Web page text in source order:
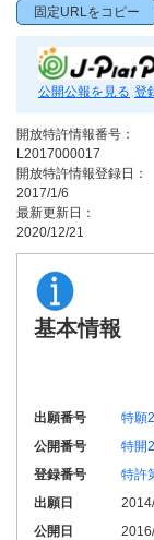
固定URLをコピー
公開公報を見る 登
開放特許情報番号：
L2017000017
開放特許情報登録日：
2017/1/6
最新更新日：
2020/12/21
基本情報
出願番号
特願
公開番号
特開
登録番号
特許
出願日
公開日